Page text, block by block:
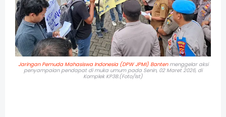
Jaringan Pemuda Mahasiswa Indonesia (DPW JPMI) Bantenmenggelar aksi
penyampaian pendapat di muka umum pada Senin, 02 Maret 2026, di
Komplek KP3B.(Foto/Ist)